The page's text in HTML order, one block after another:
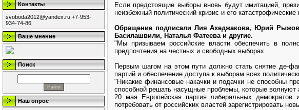
Контакты
svoboda2012@yandex.ru +7-953-
934-74-86
Ваше мнение
Поиск
Наш опрос
Если предстоящие выборы вновь будут имитацией,
неизбежный политический кризис и его
Обращение подписали Лия Ахеджакова, Юрий
Басилашвили, Наталья Фатеева и другие.
"Мы призываем российские власти обеспечить в
предпочтения на честных и свободных выборах.
Первым шагом на этом пути должно стать снятие де-
партий и обеспечение доступа к выборам всех
"Никакие финансовые накачки и подачки не способны
способной решать насущные проблемы, которые волнуют
20 мая Европейская партия либеральных
потребовать от российских властей зарегистрировать